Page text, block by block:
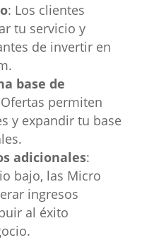
: Los clientes
tu servicio y
de invertir en
base de
permiten
y expandir tu base
adicionales:
bajo, las Micro
ingresos
al éxito